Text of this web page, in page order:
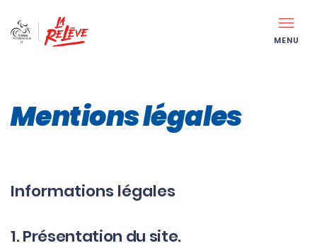
MENU
Mentions légales
Informations légales
1. Présentation du site.